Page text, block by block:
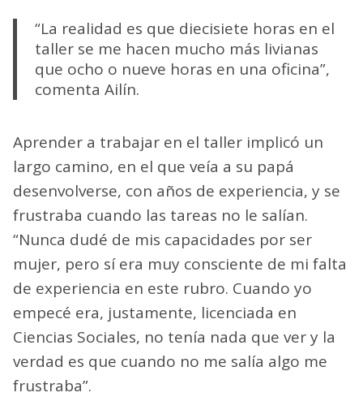
realmente era yo la que lo estaba haciendo.
Por suerte esos comentarios son los menos y
el cariño que recibimos todos los días es
increíble”, destaca sobre la repercusión de lo
“La realidad es que diecisiete horas en el
taller se me hacen mucho más livianas
que ocho o nueve horas en una oficina”,
comenta Ailín.
Aprender a trabajar en el taller implicó un
largo camino, en el que veía a su papá
desenvolverse, con años de experiencia, y se
frustraba cuando las tareas no le salían.
“Nunca dudé de mis capacidades por ser